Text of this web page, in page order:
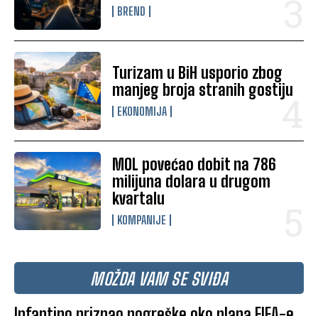
BREND
Turizam u BiH usporio zbog
manjeg broja stranih gostiju
EKONOMIJA
MOL povećao dobit na 786
milijuna dolara u drugom
kvartalu
KOMPANIJE
MOŽDA VAM SE SVIĐA